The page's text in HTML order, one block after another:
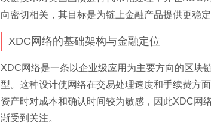
向密切相关，其目标是为链上金融产品提供更稳定
XDC网络的基础架构与金融定位
XDC网络是一条以企业级应用为主要方向的区块
型。这种设计使网络在交易处理速度和手续费方
资产时对成本和确认时间较为敏感，因此XDC网
渐受到关注。